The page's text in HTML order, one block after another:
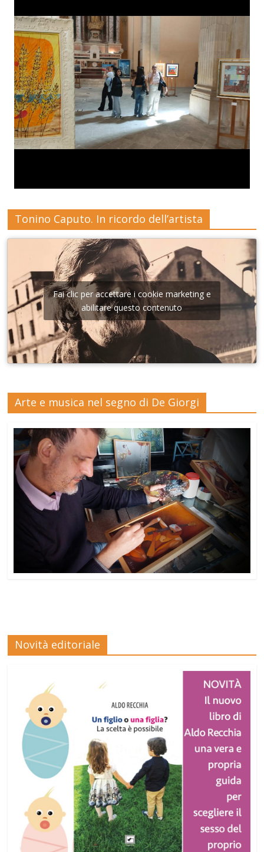
Tonino Caputo. In ricordo dell’artista
Fai clic per accettare i cookie marketing e
abilitare questo contenuto
Arte e musica nel segno di De Giorgi
Novità editoriale